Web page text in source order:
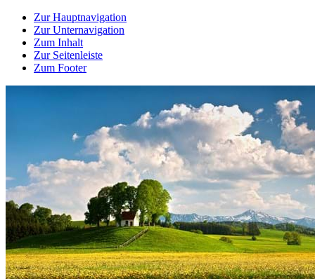
Zur Hauptnavigation
Zur Unternavigation
Zum Inhalt
Zur Seitenleiste
Zum Footer